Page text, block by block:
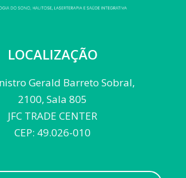
LOCALIZAÇÃO
Gerald Barreto Sobral,
2100, Sala 805
JFC TRADE CENTER
CEP: 49.026-010